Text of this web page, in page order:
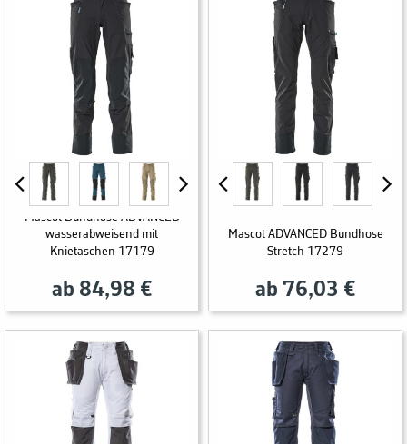
Mascot Bundhose ADVANCED
wasserabweisend mit
Knietaschen 17179
ab 84,98 €
Mascot ADVANCED Bundhose
Stretch 17279
ab 76,03 €